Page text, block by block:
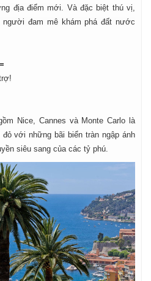
địa điểm mới. Và đặc biệt thú vị,
người đam mê khám phá đất nước
Nice, Cannes và Monte Carlo là
với những bãi biển tràn ngập ánh
siêu sang của các tỷ phú.